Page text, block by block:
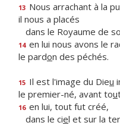
13 Nous arrachant à la
il nous a placés
dans le Royaume de
14 en lui nous avons le
le pardon des péchés.
15 Il est l'image du Dieu
le premier-né, avant tou
16 en lui, tout fut créé,
dans le ciel et sur la